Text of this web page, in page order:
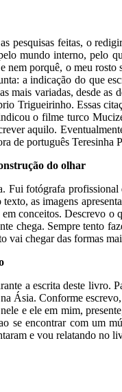
pesquisas feitas, o
mundo interno, pelo
nem porquê, o meu
a indicação do que
mais variadas, desde
Trigueirinho. Essas
o filme turco
aquilo.
de português
do olhar
Fui fotógrafa
as imagens
conceitos. Descrevo
chega. Sempre tento
vai chegar das formas
a escrita deste livro.
Ásia. Conforme
e ele em mim,
se encontrar com um
e vou relatando no